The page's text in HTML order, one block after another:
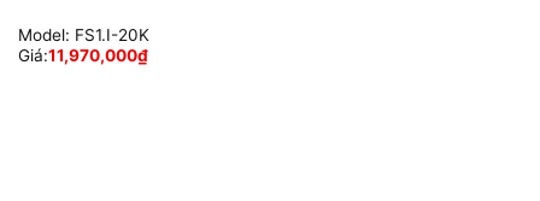
Model: FS1.I-20K
Giá:11,970,000₫